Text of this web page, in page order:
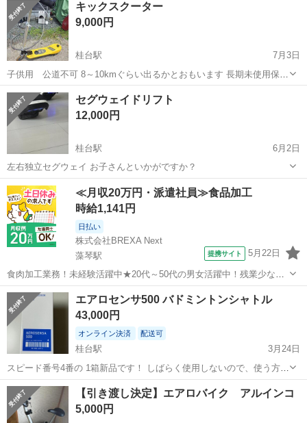
キックスクーター
9,000円
桂台駅
7月3日
子供用 公道不可 8～10kmぐらい出るかとおもいます 長期未使用保管
品を購入後バッテリーを新品に変えて少し遊んでましたが加工したバ
ッテリー配線が取れやすく、遊ばなくなり直すのも面倒なのでジャン
ク扱いで出品します ギボシ端子...
北海道 網走市 桂台駅 ストリートスポーツ
セグウェイドリフト
12,000円
桂台駅
6月2日
左右独立セグウェイ お子さんといかがですか？
北海道 網走市 桂台駅 ストリートスポーツ
≪月収20万円・派遣社員≫食品加工
時給1,141円
日払い
株式会社BREXA Next
藻琴駅
提携サイト 5月22日
食肉加工業務！未経験活躍中★20代～50代の男女活躍中！残業少なめ
◎最寄り駅から徒歩11分★日払いOK！車・バイク・自転車通勤可◎工
場敷地内に無料駐車場完備★作業着無償貸与◎《北海道網走市》 人気
の工場のお仕事 ◇食肉の加...
北海道 網走市 その他
エアロセンサ500 バドミントンシャトル
43,000円
オンライン決済 配送可
桂台駅
3月24日
スピード番号4番の 1箱新品です！ しばらく使用しないので、使う方よ
ろしくお願いします！ 今月購入したばかりです！
北海道 網走市 桂台駅 その他
【引き渡し決定】エアロバイク アルインコ
5,000円